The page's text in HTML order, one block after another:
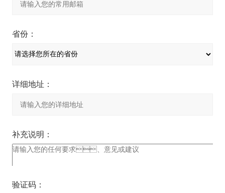
省份：
详细地址：
补充说明：
验证码：